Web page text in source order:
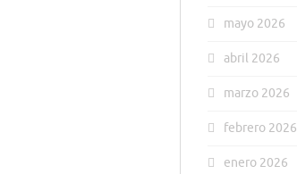
mayo 2026
abril 2026
marzo 2026
febrero 2026
enero 2026